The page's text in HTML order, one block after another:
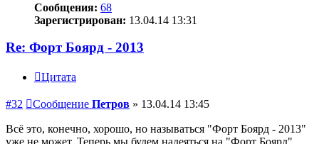
Сообщения: 68
Зарегистрирован: 13.04.14 13:31
Re: Форт Боярд - 2013
Цитата
#32 Сообщение Петров » 13.04.14 13:45
Всё это, конечно, хорошо, но называться "Форт Боярд - 2013"